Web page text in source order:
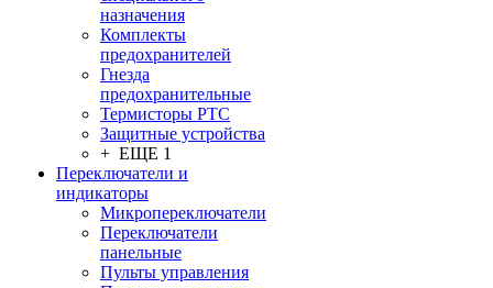
назначения
Комплекты
предохранителей
Гнезда
предохранительные
Термисторы PTC
Защитные устройства
+ ЕЩЕ 1
Переключатели и
индикаторы
Микропереключатели
Переключатели
панельные
Пульты управления